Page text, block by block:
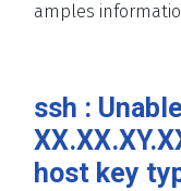
amples
ssh :
host key